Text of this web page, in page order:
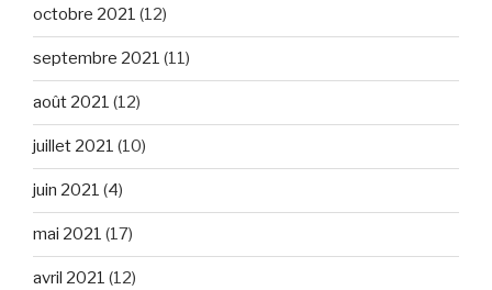
octobre 2021 (12)
septembre 2021 (11)
août 2021 (12)
juillet 2021 (10)
juin 2021 (4)
mai 2021 (17)
avril 2021 (12)